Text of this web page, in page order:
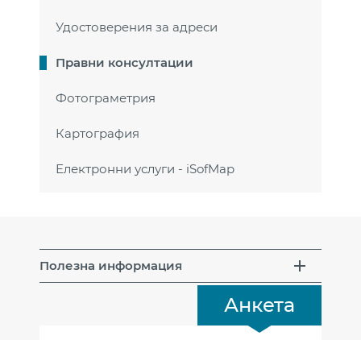
Удостоверeния за адреси
Правни консултации
Фотограметрия
Картография
Електронни услуги - iSofMap
Полезна информация
Анкета